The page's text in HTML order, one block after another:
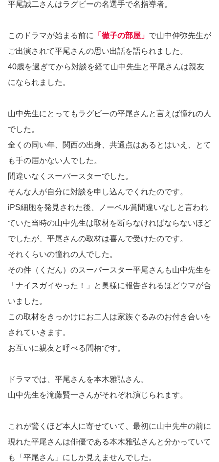
平尾誠二さんはラグビーの名選手で名指導者。
このドラマが始まる前に 「徹子の部屋」 で山中伸弥先生が
ご出演されて平尾さんの思い出話を語られました。
40歳を過ぎてから対談を経て山中先生と平尾さんは親友
になられました。
山中先生にとってもラグビーの平尾さんと言えば憧れの人
でした。
全くの同い年、関西の出身、共通点はあるとはいえ、とて
も手の届かない人でした。
間違いなくスーパースターでした。
そんな人が自分に対談を申し込んでくれたのです。
iPS細胞を発見された後、ノーベル賞間違いなしと言われ
ていた当時の山中先生は取材を断らなければならないほど
でしたが、平尾さんの取材は喜んで受けたのです。
それくらいの憧れの人でした。
その件（くだん）のスーパースター平尾さんも山中先生を
「ナイスガイやった！」と奥様に報告されるほどウマが合
いました。
この取材をきっかけにお二人は家族ぐるみのお付き合いを
されていきます。
お互いに親友と呼べる間柄です。
ドラマでは、平尾さんを本木雅弘さん。
山中先生を滝藤賢一さんがそれぞれ演じられます。
これが驚くほど本人に寄せていて、最初に山中先生の前に
現れた平尾さんは俳優である本木雅弘さんと分かっていて
も「平尾さん」にしか見えませんでした。